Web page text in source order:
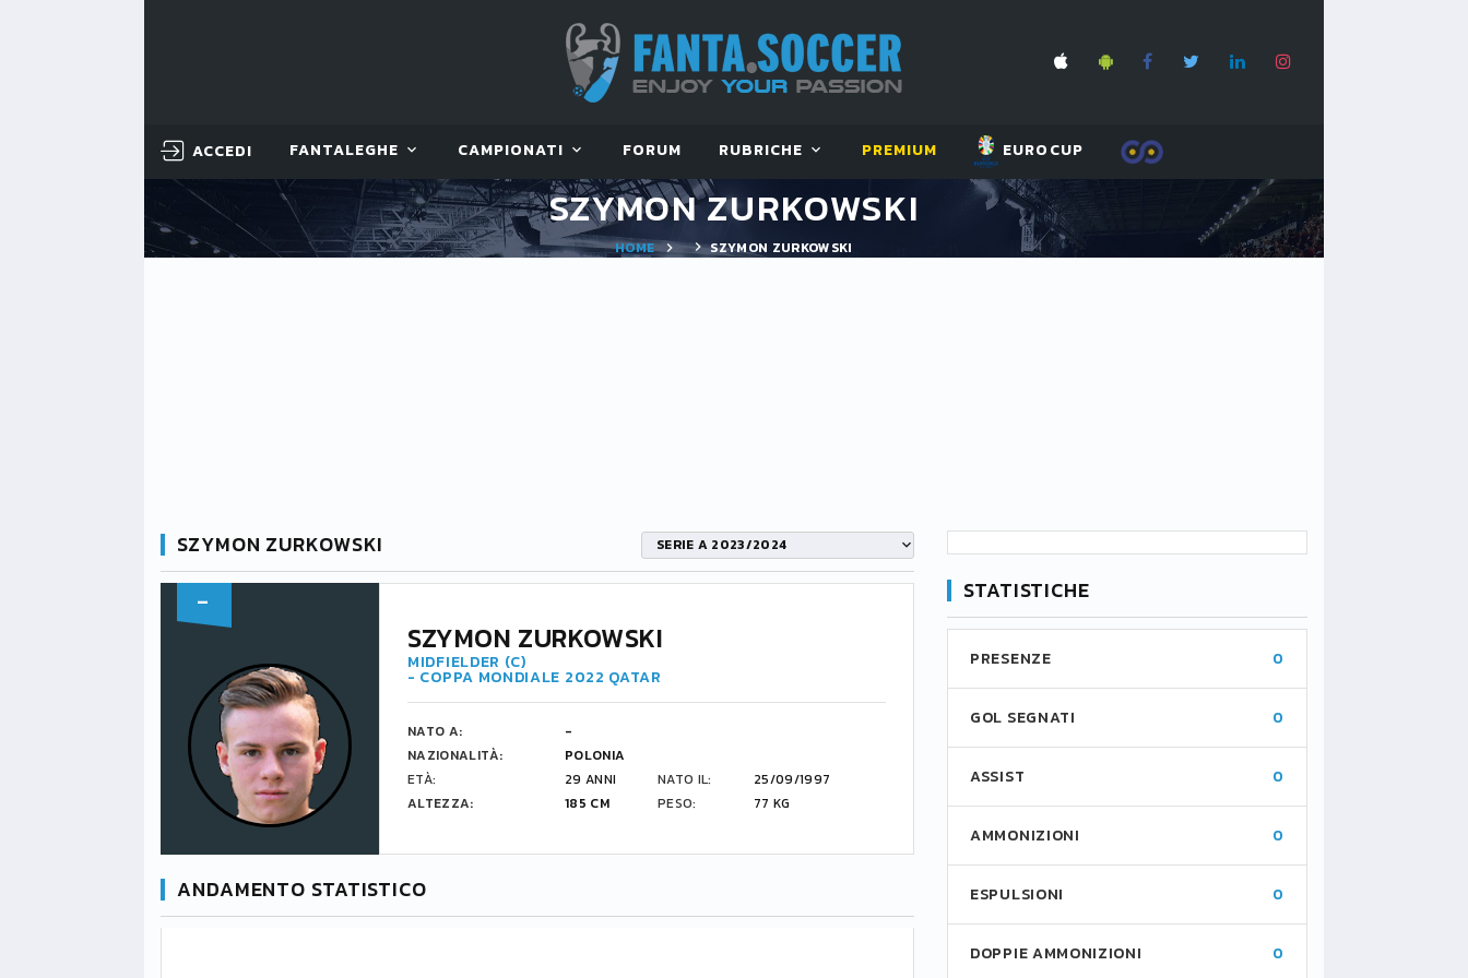
ACCEDI FANTALEGHE CAMPIONATI FORUM RUBRICHE PREMIUM EUROCUP
SZYMON ZURKOWSKI
HOME SZYMON ZURKOWSKI
SZYMON ZURKOWSKI SERIE A 2023/2024
-
SZYMON ZURKOWSKI
MIDFIELDER (C)
- COPPA MONDIALE 2022 QATAR
NATO A:
-
NAZIONALITÀ:
POLONIA
ETÀ:
29 ANNI NATO IL:
25/09/1997
ALTEZZA:
185 CM PESO: 77 KG
ANDAMENTO STATISTICO
STATISTICHE
PRESENZE 0
GOL SEGNATI 0
ASSIST 0
AMMONIZIONI 0
ESPULSIONI 0
DOPPIE AMMONIZIONI 0